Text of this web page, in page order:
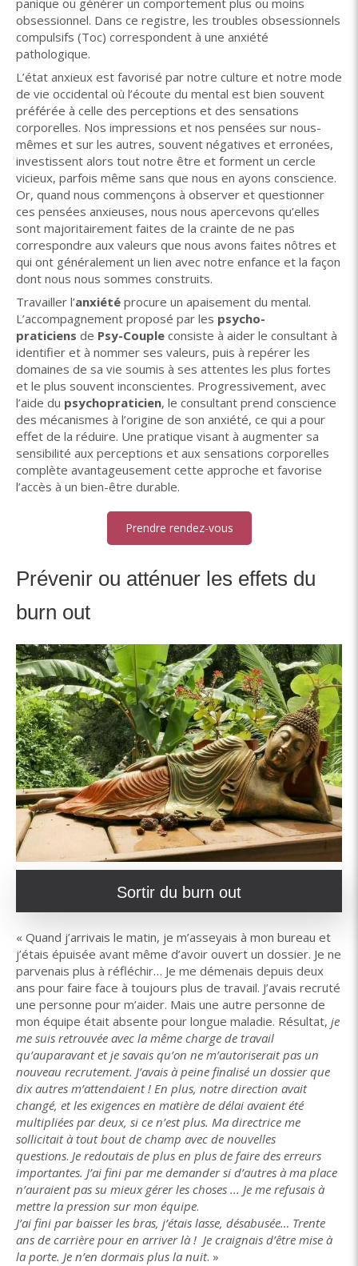
panique ou générer un comportement plus ou moins
obsessionnel. Dans ce registre, les troubles obsessionnels
compulsifs (Toc) correspondent à une anxiété
pathologique.
L’état anxieux est favorisé par notre culture et notre mode
de vie occidental où l’écoute du mental est bien souvent
préférée à celle des perceptions et des sensations
corporelles. Nos impressions et nos pensées sur nous-
mêmes et sur les autres, souvent négatives et erronées,
investissent alors tout notre être et forment un cercle
vicieux, parfois même sans que nous en ayons conscience.
Or, quand nous commençons à observer et questionner
ces pensées anxieuses, nous nous apercevons qu’elles
sont majoritairement faites de la crainte de ne pas
correspondre aux valeurs que nous avons faites nôtres et
qui ont généralement un lien avec notre enfance et la façon
dont nous nous sommes construits.
Travailler l’anxiété procure un apaisement du mental.
L’accompagnement proposé par les psycho-
praticiens de Psy-Couple consiste à aider le consultant à
identifier et à nommer ses valeurs, puis à repérer les
domaines de sa vie soumis à ses attentes les plus fortes
et le plus souvent inconscientes. Progressivement, avec
l’aide du psychopraticien, le consultant prend conscience
des mécanismes à l’origine de son anxiété, ce qui a pour
effet de la réduire. Une pratique visant à augmenter sa
sensibilité aux perceptions et aux sensations corporelles
complète avantageusement cette approche et favorise
l’accès à un bien-être durable.
Prendre rendez-vous
Prévenir ou atténuer les effets du
burn out
Sortir du burn out
« Quand j’arrivais le matin, je m’asseyais à mon bureau et
j’étais épuisée avant même d’avoir ouvert un dossier. Je ne
parvenais plus à réfléchir… Je me démenais depuis deux
ans pour faire face à toujours plus de travail. J’avais recruté
une personne pour m’aider. Mais une autre personne de
mon équipe était absente pour longue maladie. Résultat, je
me suis retrouvée avec la même charge de travail
qu’auparavant et je savais qu’on ne m’autoriserait pas un
nouveau recrutement. J’avais à peine finalisé un dossier que
dix autres m’attendaient ! En plus, notre direction avait
changé, et les exigences en matière de délai avaient été
multipliées par deux, si ce n’est plus. Ma directrice me
sollicitait à tout bout de champ avec de nouvelles
questions. Je redoutais de plus en plus de faire des erreurs
importantes. J’ai fini par me demander si d’autres à ma place
n’auraient pas su mieux gérer les choses ... Je me refusais à
mettre la pression sur mon équipe.
J’ai fini par baisser les bras, j’étais lasse, désabusée… Trente
ans de carrière pour en arriver là ! Je craignais d’être mise à
la porte. Je n’en dormais plus la nuit. »